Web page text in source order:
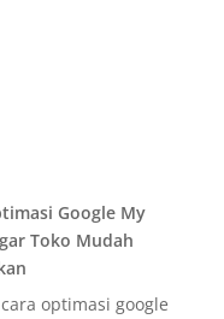
Google My
Toko Mudah
optimasi google